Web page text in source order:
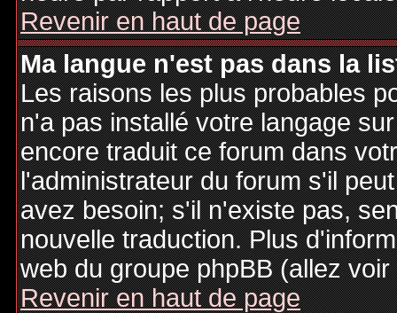
Revenir en haut de page
Ma langue n'est pas dans la
Les raisons les plus probables
n'a pas installé votre langage
encore traduit ce forum dans
l'administrateur du forum s'il
avez besoin; s'il n'existe pas,
nouvelle traduction. Plus
web du groupe phpBB (allez
Revenir en haut de page